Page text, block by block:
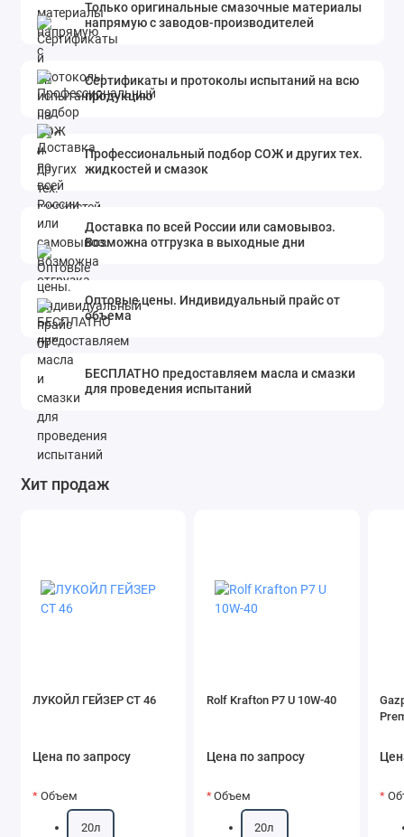
Только оригинальные смазочные материалы
напрямую с заводов-производителей
Сертификаты и протоколы испытаний на всю
продукцию
Профессиональный подбор СОЖ и других тех.
жидкостей и смазок
Доставка по всей России или самовывоз.
Возможна отгрузка в выходные дни
Оптовые цены. Индивидуальный прайс от
объема
БЕСПЛАТНО предоставляем масла и смазки
для проведения испытаний
Хит продаж
ЛУКОЙЛ ГЕЙЗЕР СТ 46
Цена по запросу
Объем
20л
Rolf Krafton P7 U 10W-40
Цена по запросу
Объем
20л